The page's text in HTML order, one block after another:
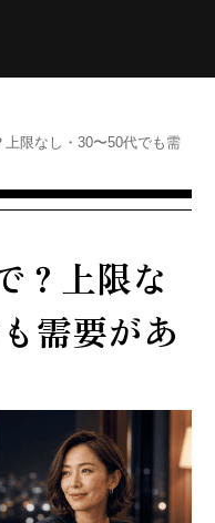
限なし・30〜50代でも需
？上限な
需要があ